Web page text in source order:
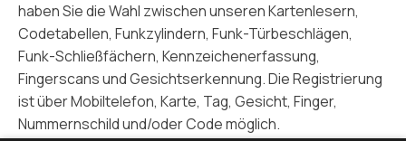
haben Sie die Wahl zwischen unseren Kartenlesern,
Codetabellen, Funkzylindern, Funk-Türbeschlägen,
Funk-Schließfächern, Kennzeichenerfassung,
Fingerscans und Gesichtserkennung. Die Registrierung
ist über Mobiltelefon, Karte, Tag, Gesicht, Finger,
Nummernschild und/oder Code möglich.